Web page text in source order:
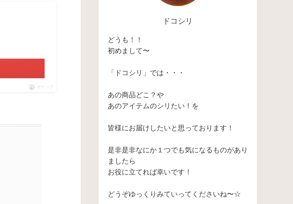
ポチップ
ドコシリ
どうも！！
初めまして〜
「ドコシリ」では・・・
あの商品どこ？や
あのアイテムのシリたい！を
皆様にお届けしたいと思っております！
是非是非なにか１つでも気になるものがあり
ましたら
お役に立てれば幸いです！
どうぞゆっくりみていってくださいね〜☆